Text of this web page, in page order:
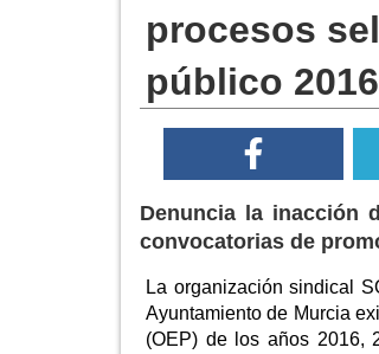
procesos
público
Denuncia la inacción
convocatorias de
La organización sindical
Ayuntamiento de Murcia
(OEP) de los años 2016,